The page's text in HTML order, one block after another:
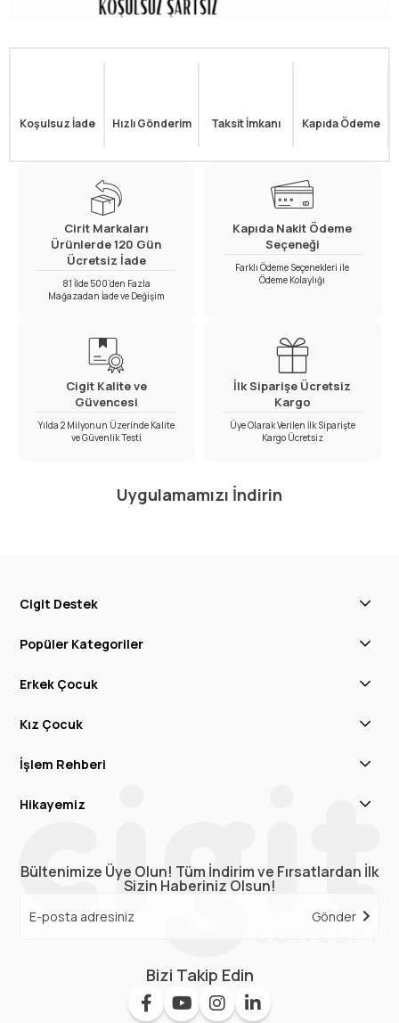
Koşulsuz İade Hızlı Gönderim Taksit İmkanı Kapıda Ödeme
Cirit Markaları
Ürünlerde 120 Gün
Ücretsiz İade
81 İlde 500’den Fazla
Mağazadan İade ve Değişim
Kapıda Nakit Ödeme
Seçeneği
Farklı Ödeme Seçenekleri ile
Ödeme Kolaylığı
Cigit Kalite ve
Güvencesi
Yılda 2 Milyonun Üzerinde Kalite
ve Güvenlik Testi
İlk Siparişe Ücretsiz
Kargo
Üye Olarak Verilen İlk Siparişte
Kargo Ücretsiz
Uygulamamızı İndirin
Cigit Destek
Popüler Kategoriler
Erkek Çocuk
Kız Çocuk
İşlem Rehberi
Hikayemiz
Bültenimize Üye Olun! Tüm İndirim ve Fırsatlardan İlk
Sizin Haberiniz Olsun!
Gönder
Bizi Takip Edin